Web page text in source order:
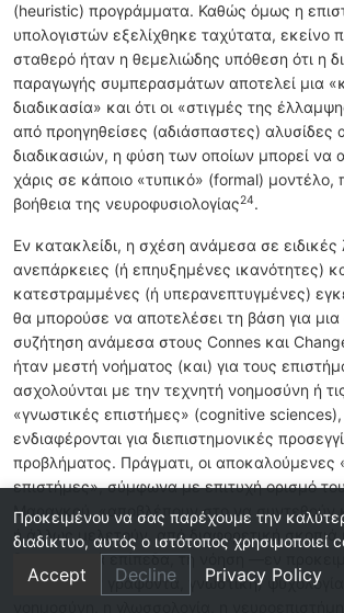
(heuristic) προγράμματα. Καθώς όμως η
υπολογιστών εξελίχθηκε ταχύτατα, εκείνο
σταθερό ήταν η θεμελιώδης υπόθεση ότι η
παραγωγής συμπερασμάτων αποτελεί μια
διαδικασία» και ότι οι «στιγμές της
από προηγηθείσες (αδιάσπαστες) αλυσίδες
διαδικασιών, η φύση των οποίων μπορεί να
χάρις σε κάποιο «τυπικό» (formal) μοντέλο,
βοήθεια της νευροφυσιολογίας24.
Εν κατακλείδι, η σχέση ανάμεσα σε ειδικές
ανεπάρκειες (ή επηυξημένες ικανότητες)
κατεστραμμένες (ή υπερανεπτυγμένες)
θα μπορούσε να αποτελέσει τη βάση για
συζήτηση ανάμεσα στους Connes και
ήταν μεστή νοήματος (και) για τους
ασχολούνται με την τεχνητή νοημοσύνη ή
«γνωστικές επιστήμες» (cognitive
ενδιαφέρονται για διεπιστημονικές
προβλήματος. Πράγματι, οι αποκαλούμενες
επιστήμες», σύμφωνα με επιτυχή ορισμό
Μαραγκού, «αποβλέπουν στο να συντεθούν
ή άλλως μελετούν, από διαφορετική σκοπιά
διαφορετικά επίπεδα, τη νόηση —εν
(ή, κατά τον γράφοντα, γνωστική)
Προκειμένου να σας παρέχουμε την
διαδίκτυο, αυτός ο ιστότοπος χρησιμοποιεί
Accept Decline Privacy Policy